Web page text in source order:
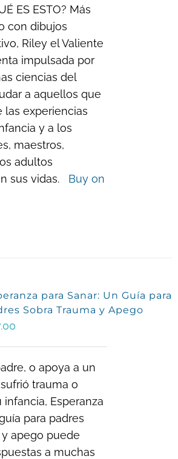
ES ESTO? Más
con dibujos
Riley el Valiente
impulsada por
ciencias del
a aquellos que
las experiencias
y a los
maestros,
adultos
sus vidas. Buy on
para Sanar: Un Guía para
Sobra Trauma y Apego
o apoya a un
trauma o
Esperanza
para padres
apego puede
a muchas